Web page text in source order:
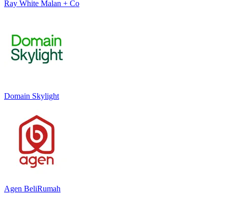
Ray White Malan + Co
Domain Skylight
Agen BeliRumah